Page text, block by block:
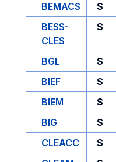
BEMACS
S
BESS-
CLES
S
BGL S
BIEF
S
BIEM
S
BIG
S
CLEACC
S